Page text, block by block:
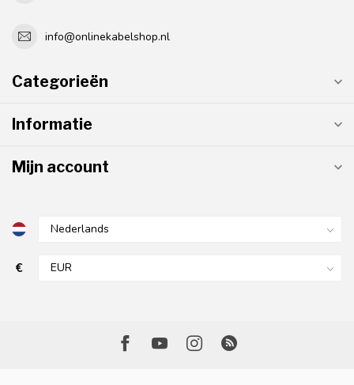
info@onlinekabelshop.nl
Categorieën
Informatie
Mijn account
€